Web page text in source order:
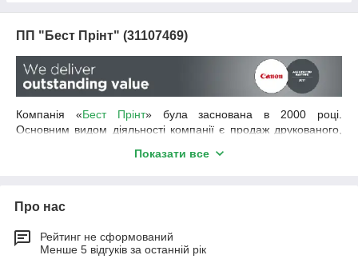
ПП "Бест Прінт" (31107469)
Компанія «Бест Прінт» була заснована в 2000 році.
Основним видом діяльності компанії є продаж друкованого,
Canon,Kyocera,Ricoh
монохромні і повнокольорові лазерні
Показати все
Про нас
Рейтинг не сформований
Менше 5 відгуків за останній рік